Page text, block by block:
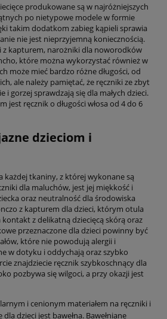
produkowane są w najróżniejszych
po nietypowe modele w formie
takim dodatkom zabieg kąpieli sprawia
nie jest nieprzyjemną koniecznością.
z kapturem, narożniki dla noworodków
które można wykorzystać również w
może mieć bardzo różne długości, od
ale należy pamiętać, że ręczniki ze zbyt
i gorzej sprawdzają się dla małych dzieci.
jest ręcznik o długości włosa od 4 do 6
dzieciom i
każdej tkaniny, z której wykonane są
dla maluchów, jest jej miękkość i
oraz neutralność dla środowiska
z kapturem dla dzieci, którym otula
kontakt z delikatną dziecięcą skórą oraz
przeznaczone dla dzieci powinny być
które nie powodują alergii i
w dotyku i oddychają oraz szybko
znajdziecie ręcznik szybkoschnący dla
pozbywa się wilgoci, a przy okazji jest
i cenionym materiałem na ręczniki i
dzieci jest bawełna. Bawełniane